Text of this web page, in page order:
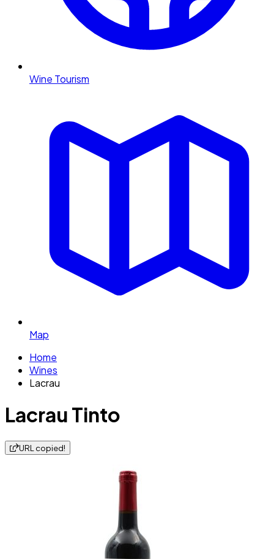
Wine Tourism
Map
Home
Wines
Lacrau
Lacrau Tinto
URL copied!